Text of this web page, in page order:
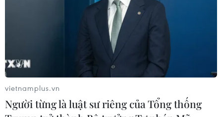
vietnamplus.vn
Người từng là luật sư riêng của Tổng thống